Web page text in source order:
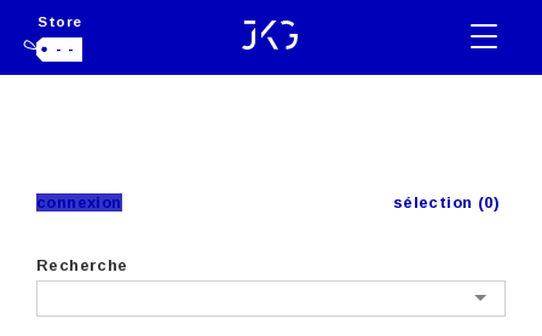
Store
- -
connexion sélection (0)
Recherche